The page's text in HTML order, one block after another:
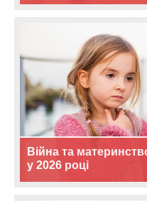
Війна та
у 2026 році